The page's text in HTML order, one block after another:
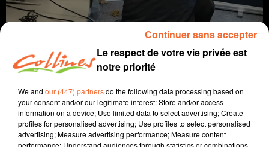
coaching
Le respect de votre vie privée est
notre priorité
We and our (447) partnersdo the following data processing based on
your consent and/or our legitimate interest: Store and/or access
information on a device; Use limited data to select advertising; Create
profiles for personalised advertising; Use profiles to select personalised
advertising; Measure advertising performance; Measure content
performance; Understand audiences through statistics or combinations
Continuer sans accepter